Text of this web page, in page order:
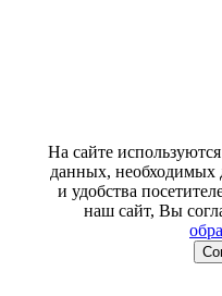
На сайте
данных, необходимых
и удобства
наш сайт, Вы